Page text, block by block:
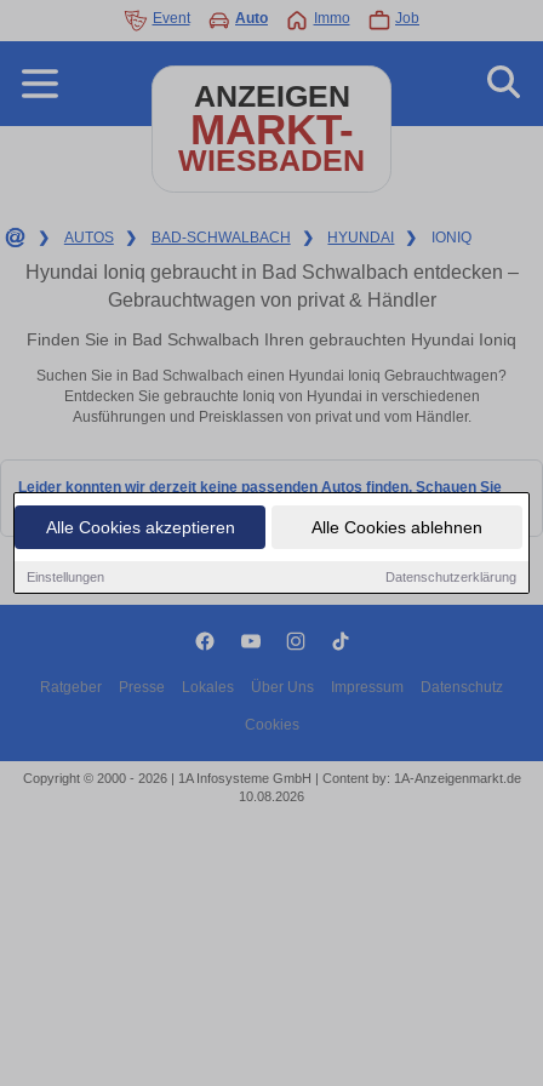
Alle Cookies akzeptieren Alle Cookies ablehnen
Einstellungen Datenschutzerklärung
Event Auto Immo Job
ANZEIGEN
MARKT-
WIESBADEN
❯ AUTOS ❯ BAD-SCHWALBACH ❯ HYUNDAI ❯ IONIQ
Hyundai Ioniq gebraucht in Bad Schwalbach entdecken –
Gebrauchtwagen von privat & Händler
Finden Sie in Bad Schwalbach Ihren gebrauchten Hyundai Ioniq
Suchen Sie in Bad Schwalbach einen Hyundai Ioniq Gebrauchtwagen?
Entdecken Sie gebrauchte Ioniq von Hyundai in verschiedenen
Ausführungen und Preisklassen von privat und vom Händler.
Leider konnten wir derzeit keine passenden Autos finden. Schauen Sie
bald wieder vorbei!
Ratgeber Presse Lokales Über Uns Impressum Datenschutz
Cookies
Copyright © 2000 - 2026 | 1A Infosysteme GmbH | Content by: 1A-Anzeigenmarkt.de
10.08.2026